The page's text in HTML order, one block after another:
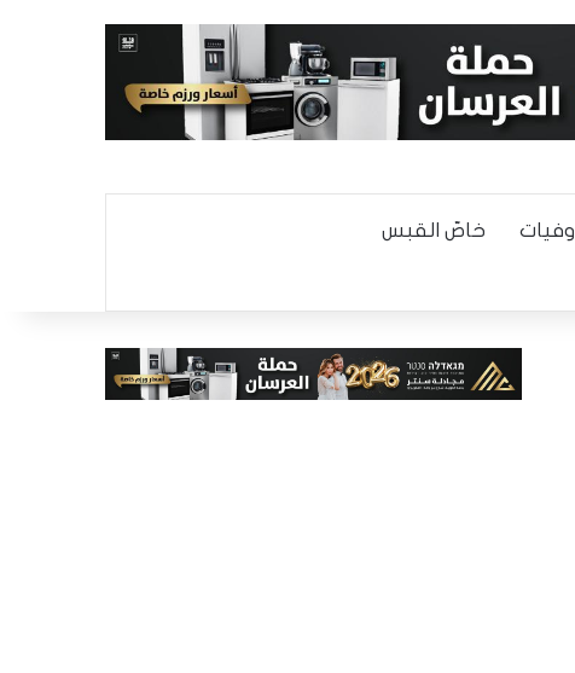
وفيات خاصّ القبس